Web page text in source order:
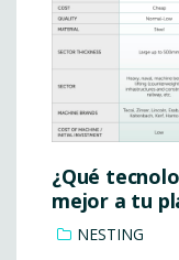
¿Qué
mejor a tu
NESTING